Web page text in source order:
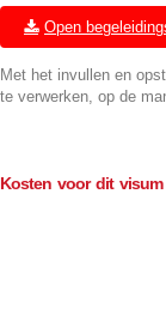
Open
Met het invullen en
te verwerken, op de
Kosten voor dit visum